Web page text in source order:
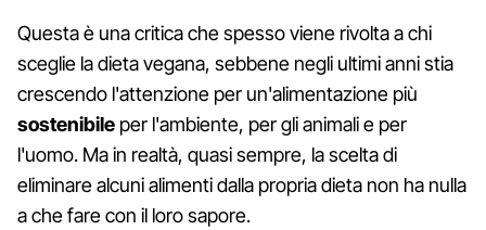
Questa è una critica che spesso viene rivolta a chi
sceglie la dieta vegana, sebbene negli ultimi anni stia
crescendo l'attenzione per un'alimentazione più
sostenibile per l'ambiente, per gli animali e per
l'uomo. Ma in realtà, quasi sempre, la scelta di
eliminare alcuni alimenti dalla propria dieta non ha nulla
a che fare con il loro sapore.